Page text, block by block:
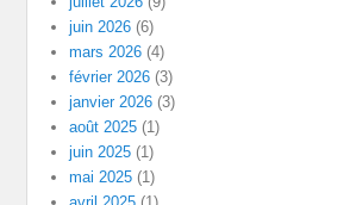
juin 2026 (6)
mars 2026 (4)
février 2026 (3)
janvier 2026 (3)
août 2025 (1)
juin 2025 (1)
mai 2025 (1)